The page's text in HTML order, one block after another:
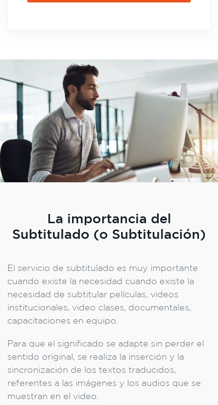
La importancia del
Subtitulado (o Subtitulación)
El servicio de subtitulado es muy importante
cuando existe la necesidad cuando existe la
necesidad de subtitular películas, videos
institucionales, video clases, documentales,
capacitaciones en equipo.
Para que el significado se adapte sin perder el
sentido original, se realiza la inserción y la
sincronización de los textos traducidos,
referentes a las imágenes y los audios que se
muestran en el video.